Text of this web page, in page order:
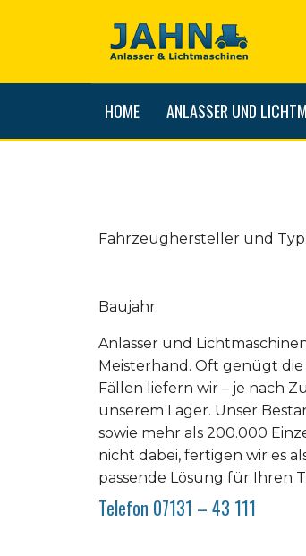
HOME ANLASSER UND
Fahrzeughersteller und Typ:
Baujahr:
Anlasser und
Meisterhand. Oft genügt
Fällen liefern wir – je nach
unserem Lager. Unser
sowie mehr als 200.000
nicht dabei, fertigen wir es
passende Lösung für Ihren
Telefon 07131 – 43 111